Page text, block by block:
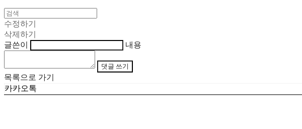
수정하기
삭제하기
글쓴이
내용
댓글 쓰기
목록으로 가기
카카오톡